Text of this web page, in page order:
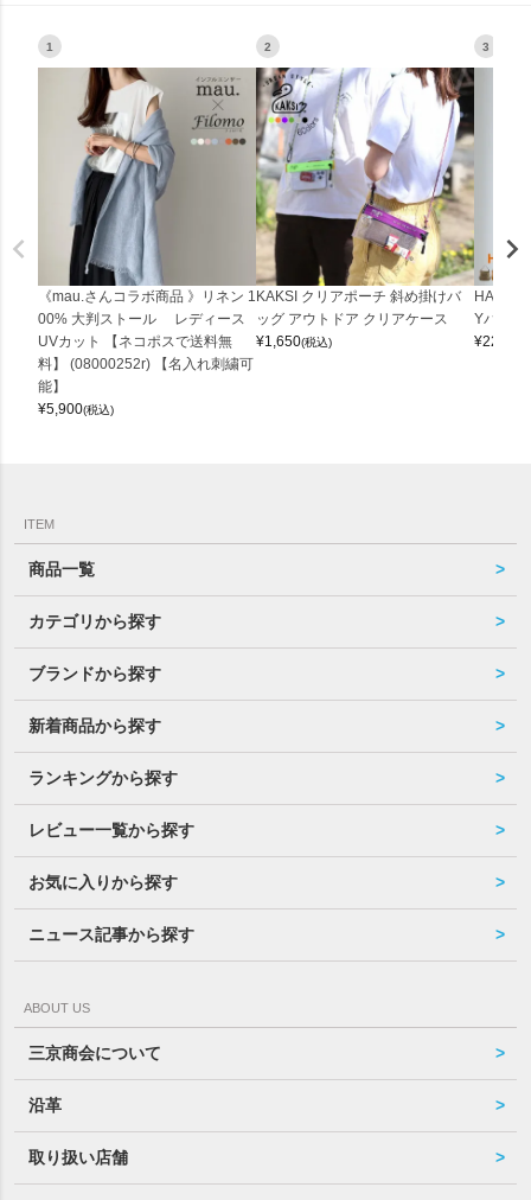
1
《mau.さんコラボ商品 》リネン 1
00% 大判ストール レディース
UVカット 【ネコポスで送料無
料】 (08000252r) 【名入れ刺繍可
能】
¥5,900(税込)
2
KAKSI クリアポーチ 斜め掛けバ
ッグ アウトドア クリアケース
¥1,650(税込)
3
Yバッグ
¥22,000
ITEM
商品一覧
カテゴリから探す
ブランドから探す
新着商品から探す
ランキングから探す
レビュー一覧から探す
お気に入りから探す
ニュース記事から探す
ABOUT US
三京商会について
沿革
取り扱い店舗